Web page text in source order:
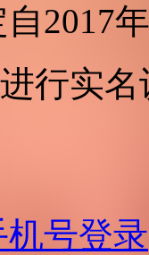
2017
行实名
机号登录